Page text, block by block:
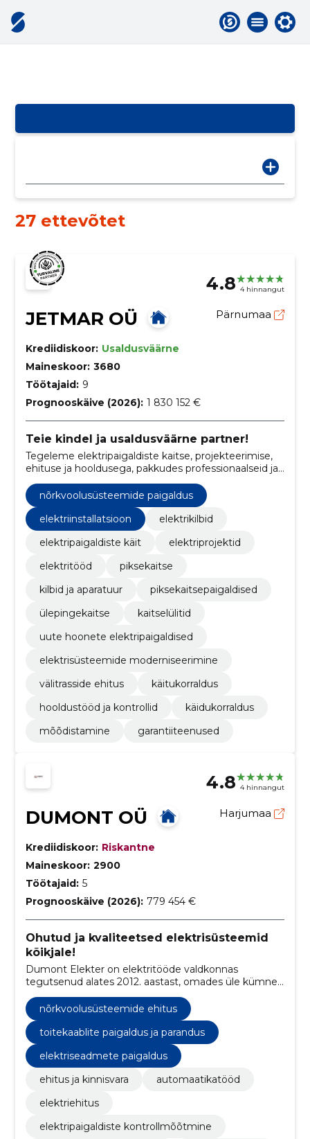
27 ettevõtet
4.8 4 hinnangut
JETMAR OÜ Pärnumaa
Krediidiskoor: Usaldusväärne
Maineskoor: 3680
Töötajaid: 9
Prognooskäive (2026): 1 830 152 €
Teie kindel ja usaldusväärne partner!
Tegeleme elektripaigaldiste kaitse, projekteerimise,
ehituse ja hooldusega, pakkudes professionaalseid ja
usaldusväärseid lahendusi klientidele.
nõrkvoolusüsteemide paigaldus
elektriinstallatsioon
elektrikilbid
elektripaigaldiste käit
elektriprojektid
elektritööd
piksekaitse
kilbid ja aparatuur
piksekaitsepaigaldised
ülepingekaitse
kaitselülitid
uute hoonete elektripaigaldised
elektrisüsteemide moderniseerimine
välitrasside ehitus
käitukorraldus
hooldustööd ja kontrollid
käidukorraldus
mõõdistamine
garantiiteenused
4.8 4 hinnangut
DUMONT OÜ Harjumaa
Krediidiskoor: Riskantne
Maineskoor: 2900
Töötajaid: 5
Prognooskäive (2026): 779 454 €
Ohutud ja kvaliteetsed elektrisüsteemid
kõikjale!
Dumont Elekter on elektritööde valdkonnas
tegutsenud alates 2012. aastast, omades üle kümne
lahendusi nii väiksematele kui suurematele
projektidele.
nõrkvoolusüsteemide ehitus
toitekaablite paigaldus ja parandus
elektriseadmete paigaldus
ehitus ja kinnisvara
automaatikatööd
elektriehitus
elektripaigaldiste kontrollmõõtmine